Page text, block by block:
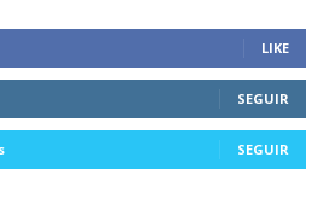
LIKE
SEGUIR
SEGUIR